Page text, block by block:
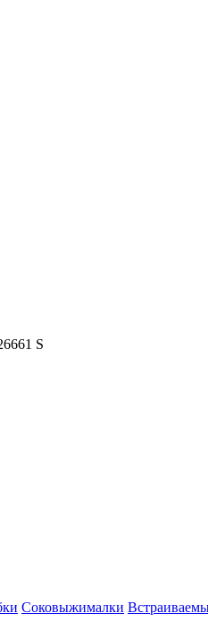
S
Соковыжималки